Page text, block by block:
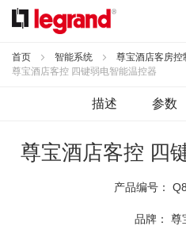
跳
到
容
首页 智能系统
尊宝酒店客房控
尊宝酒店客控 四键弱电智能温控器
描述 参数
尊宝酒店客控 四
产品编号：
品牌： 尊